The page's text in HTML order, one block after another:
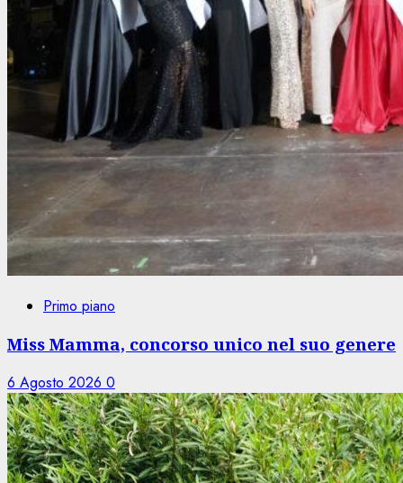
Primo piano
Miss Mamma, concorso unico nel suo genere
6 Agosto 2026 0